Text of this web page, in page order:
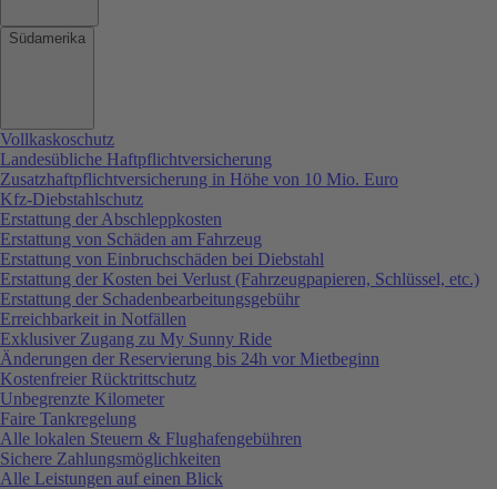
Südamerika
Vollkaskoschutz
Landesübliche Haftpflichtversicherung
Zusatzhaftpflichtversicherung in Höhe von 10 Mio. Euro
Kfz-Diebstahlschutz
Erstattung der Abschleppkosten
Erstattung von Schäden am Fahrzeug
Erstattung von Einbruchschäden bei Diebstahl
Erstattung der Kosten bei Verlust (Fahrzeugpapieren, Schlüssel, etc.)
Erstattung der Schadenbearbeitungsgebühr
Erreichbarkeit in Notfällen
Exklusiver Zugang zu My Sunny Ride
Änderungen der Reservierung bis 24h vor Mietbeginn
Kostenfreier Rücktrittschutz
Unbegrenzte Kilometer
Faire Tankregelung
Alle lokalen Steuern & Flughafengebühren
Sichere Zahlungsmöglichkeiten
Alle Leistungen auf einen Blick